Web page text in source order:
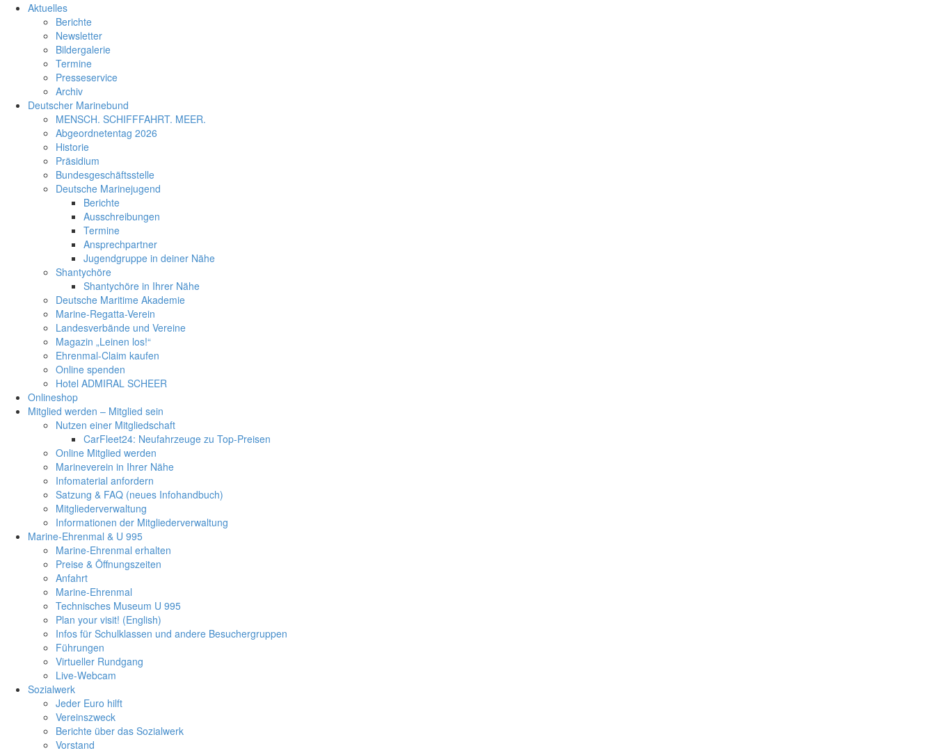
Aktuelles
Berichte
Newsletter
Bildergalerie
Termine
Presseservice
Archiv
Deutscher Marinebund
MENSCH. SCHIFFFAHRT. MEER.
Abgeordnetentag 2026
Historie
Präsidium
Bundesgeschäftsstelle
Deutsche Marinejugend
Berichte
Ausschreibungen
Termine
Ansprechpartner
Jugendgruppe in deiner Nähe
Shantychöre
Shantychöre in Ihrer Nähe
Deutsche Maritime Akademie
Marine-Regatta-Verein
Landesverbände und Vereine
Magazin „Leinen los!“
Ehrenmal-Claim kaufen
Online spenden
Hotel ADMIRAL SCHEER
Onlineshop
Mitglied werden – Mitglied sein
Nutzen einer Mitgliedschaft
CarFleet24: Neufahrzeuge zu Top-Preisen
Online Mitglied werden
Marineverein in Ihrer Nähe
Infomaterial anfordern
Satzung & FAQ (neues Infohandbuch)
Mitgliederverwaltung
Informationen der Mitgliederverwaltung
Marine-Ehrenmal & U 995
Marine-Ehrenmal erhalten
Preise & Öffnungszeiten
Anfahrt
Marine-Ehrenmal
Technisches Museum U 995
Plan your visit! (English)
Infos für Schulklassen und andere Besuchergruppen
Führungen
Virtueller Rundgang
Live-Webcam
Sozialwerk
Jeder Euro hilft
Vereinszweck
Berichte über das Sozialwerk
Vorstand